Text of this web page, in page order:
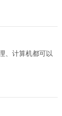
、计算机都可以